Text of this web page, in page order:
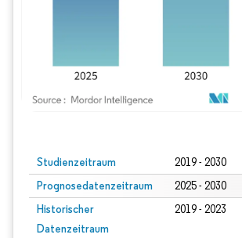
Studienzeitraum 2019 - 2030
Prognosedatenzeitraum 2025 - 2030
Historischer
Datenzeitraum
2019 - 2023